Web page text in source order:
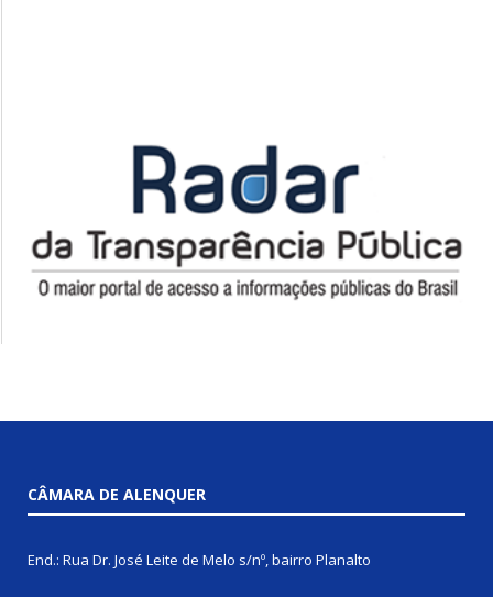
CÂMARA DE ALENQUER
End.: Rua Dr. José Leite de Melo s/nº, bairro Planalto